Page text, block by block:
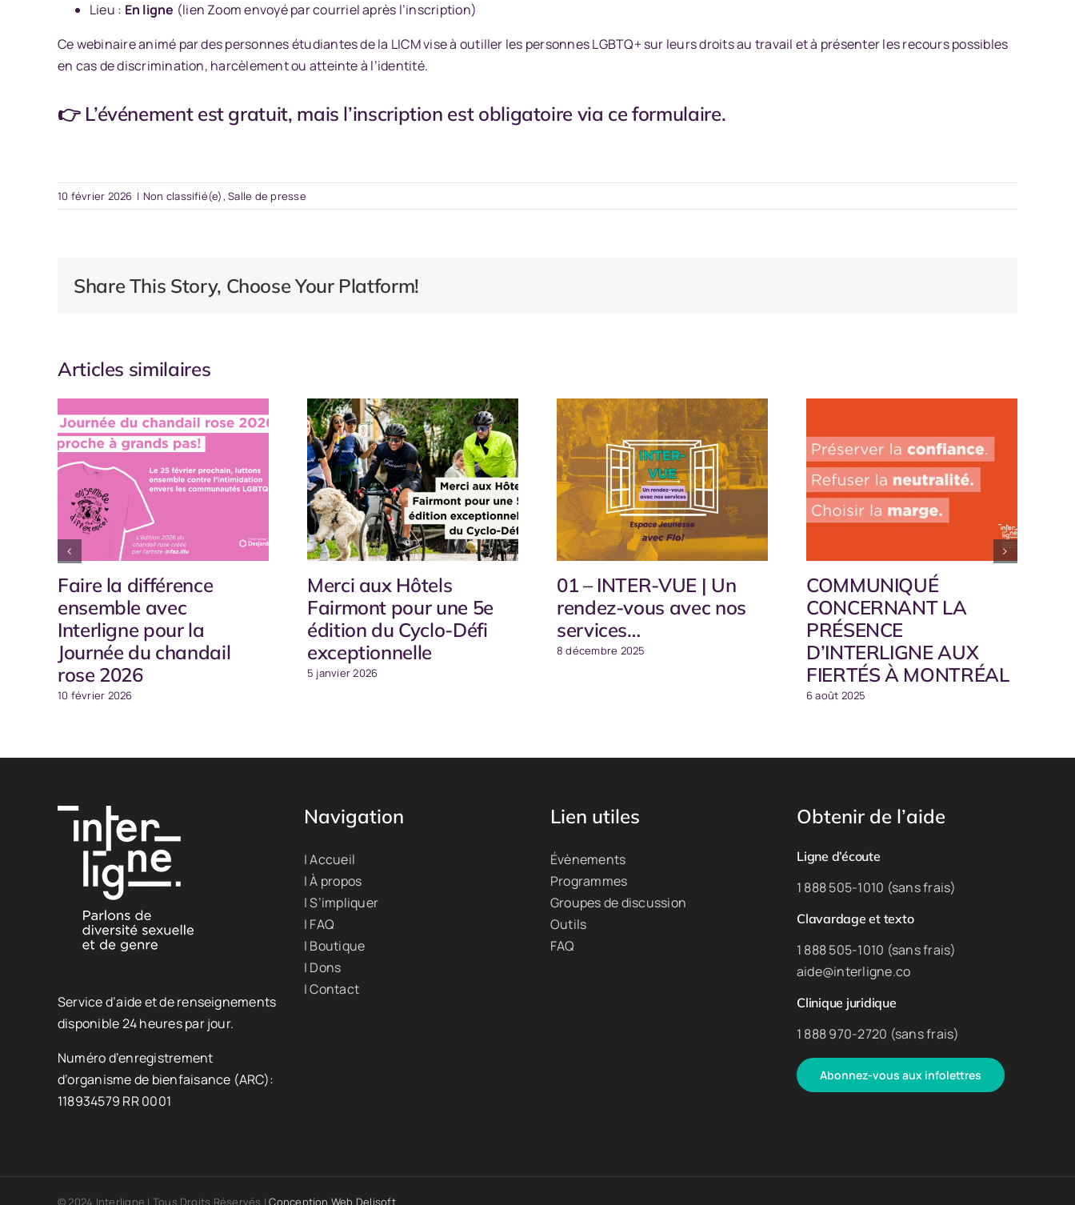
Lieu : En ligne (lien Zoom envoyé par courriel après l’inscription)
Ce webinaire animé par des personnes étudiantes de la LICM vise à outiller les personnes LGBTQ+ sur leurs droits au travail et à présenter les recours possibles
en cas de discrimination, harcèlement ou atteinte à l’identité.
👉 L’événement est gratuit, mais l’inscription est obligatoire via ceformulaire.
10 février 2026 | Non classifié(e),Salle de presse
Share This Story, Choose Your Platform!
Articles similaires
Faire la différence
ensemble avec
Interligne pour la
Journée du chandail
rose 2026
10 février 2026
Merci aux Hôtels
Fairmont pour une 5e
édition du Cyclo-Défi
exceptionnelle
5 janvier 2026
01 – INTER-VUE | Un
rendez-vous avec nos
services…
8 décembre 2025
COMMUNIQUÉ
CONCERNANT LA
PRÉSENCE
D’INTERLIGNE AUX
FIERTÉS À MONTRÉAL
6 août 2025
Service d’aide et de renseignements
disponible 24 heures par jour.
Numéro d’enregistrement
d’organisme de bienfaisance (ARC):
118934579 RR 0001
Navigation
| Accueil
| À propos
| S’impliquer
| FAQ
| Boutique
| Dons
| Contact
Lien utiles
Évènements
Programmes
Groupes de discussion
Outils
FAQ
Obtenir de l’aide
Ligne d’écoute
1 888 505-1010 (sans frais)
Clavardage et texto
1 888 505-1010 (sans frais)
aide@interligne.co
Clinique juridique
1 888 970-2720 (sans frais)
Abonnez-vous aux infolettres
© 2024 Interligne | Tous Droits Réservés |Conception Web Delisoft